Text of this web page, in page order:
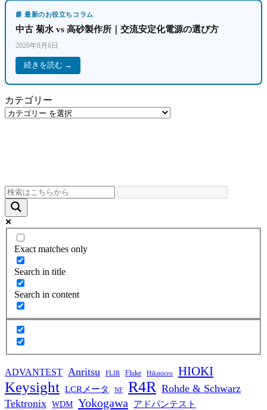
📘 最新のお役立ちコラム
中古 菊水 vs 高砂製作所｜交流安定化電源の選び方
2026年8月6日
続きを読む →
カテゴリー
Exact matches only
Search in title
Search in content
ADVANTEST Anritsu FLIR Fluke Hikmicro HIOKI
Keysight LCRメータ NF R4R Rohde & Schwarz
Tektronix WDM Yokogawa アドバンテスト